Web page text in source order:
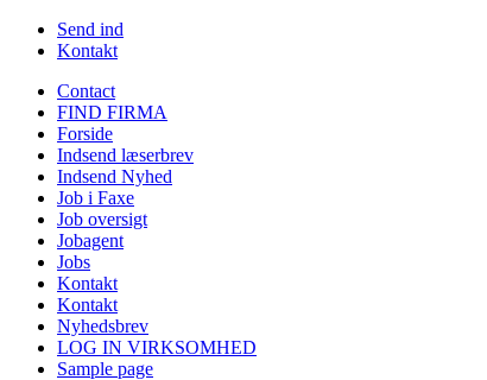
Send ind
Kontakt
Contact
FIND FIRMA
Forside
Indsend læserbrev
Indsend Nyhed
Job i Faxe
Job oversigt
Jobagent
Jobs
Kontakt
Kontakt
Nyhedsbrev
LOG IN VIRKSOMHED
Sample page